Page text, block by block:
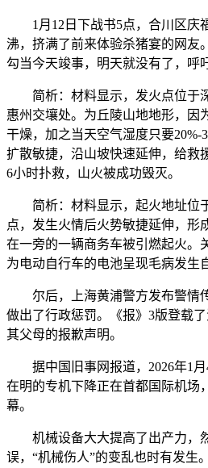
1月12日下战书5点，合川区庆
沸，挤满了前来体验杀猪宴的网友
勾当今天竣事，明天就没有了，呼
简析：材料显示，发火点位于
惠州交壤处。为丘陵山地地形，因
干燥，加之当天空气湿度只要20%-
扩散敏捷，沿山坡快速延伸，给救
6小时扑救，山火被成功毁灭。
简析：材料显示，起火地址位
点，发生火情后火势敏捷延伸，形
在一旁的一辆商务车被引燃起火。
为电动自行车的电池呈现毛病发生
尔后，上海黄浦警方发布警情
做出了行政惩罚。《报》3版登载
其父母的报歉声明。
据中国旧事网报道，2026年1月
在明的专机下降正在首都国际机场
幕。
机械设备大大提高了出产力，
误，“机械伤人”的变乱也时有发生